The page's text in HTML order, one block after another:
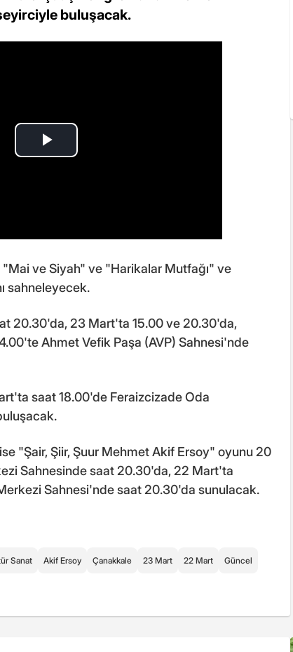
buluşacak.
ve Siyah" ve "Harikalar Mutfağı" ve
sahneleyecek.
20.30'da, 23 Mart'ta 15.00 ve 20.30'da,
Ahmet Vefik Paşa (AVP) Sahnesi'nde
saat 18.00'de Feraizcizade Oda
"Şair, Şiir, Şuur Mehmet Akif Ersoy" oyunu 20
Sahnesinde saat 20.30'da, 22 Mart'ta
Sahnesi'nde saat 20.30'da sunulacak.
Sanat Akif Ersoy Çanakkale 23 Mart 22 Mart Güncel